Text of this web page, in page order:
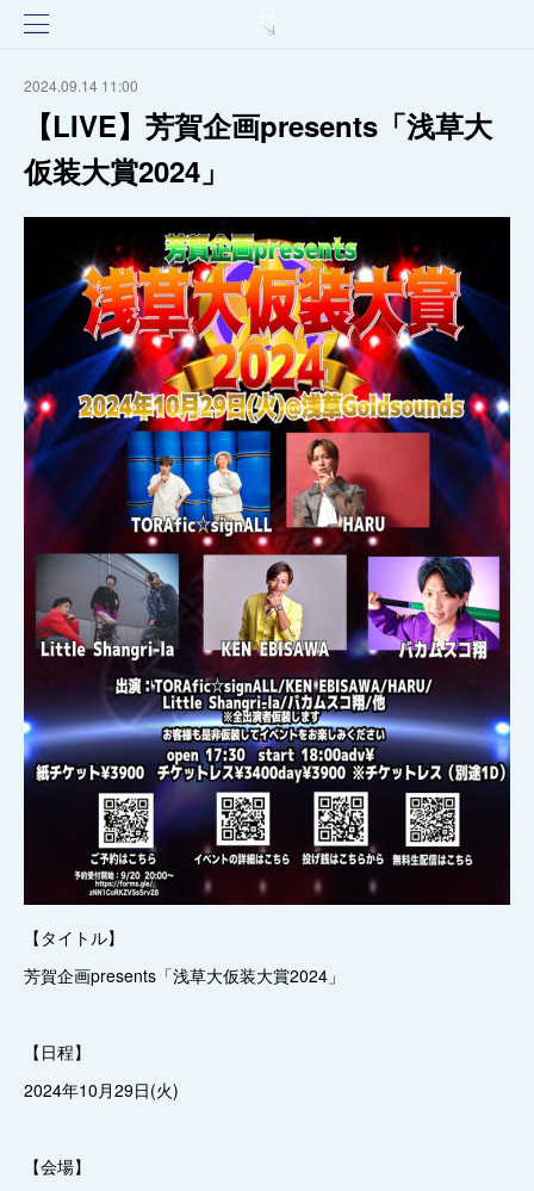
2024.09.14 11:00
【LIVE】芳賀企画presents「浅草大
仮装大賞2024」
【タイトル】
芳賀企画presents「浅草大仮装大賞2024」
【日程】
2024年10月29日(火)
【会場】